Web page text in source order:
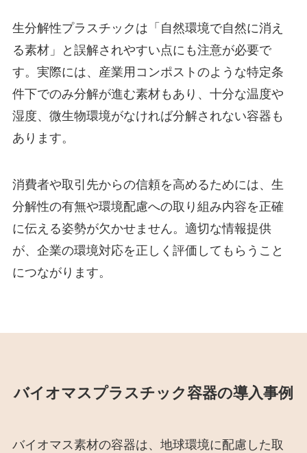
生分解性プラスチックは「自然環境で自然に消え
る素材」と誤解されやすい点にも注意が必要で
す。実際には、産業用コンポストのような特定条
件下でのみ分解が進む素材もあり、十分な温度や
湿度、微生物環境がなければ分解されない容器も
あります。
消費者や取引先からの信頼を高めるためには、生
分解性の有無や環境配慮への取り組み内容を正確
に伝える姿勢が欠かせません。適切な情報提供
が、企業の環境対応を正しく評価してもらうこと
につながります。
バイオマスプラスチック容器の導入事例
バイオマス素材の容器は、地球環境に配慮した取